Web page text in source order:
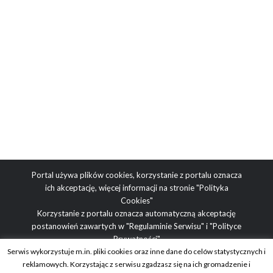
Portal używa plików cookies, korzystanie z portalu oznacza
ich akceptację, więcej informacji na stronie"Polityka
Cookies"
Korzystanie z portalu oznacza automatyczną akceptację
postanowień zawartych w"Regulaminie Serwisu" i"Polityce
Prywatności"
Adres redakcji: ul. Obrazkowa 2, 03-188 Warszawa | tel.
Serwis wykorzystuje m.in. pliki cookies oraz inne dane do celów statystycznych i
reklamowych. Korzystając z serwisu zgadzasz się na ich gromadzenie i